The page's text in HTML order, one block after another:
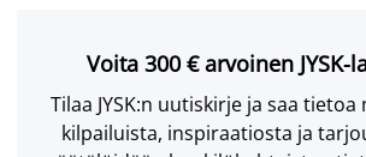
Voita 300 € arvoinen JYSK-
Tilaa JYSK:n uutiskirje ja saa
kilpailuista, inspiraatiosta ja